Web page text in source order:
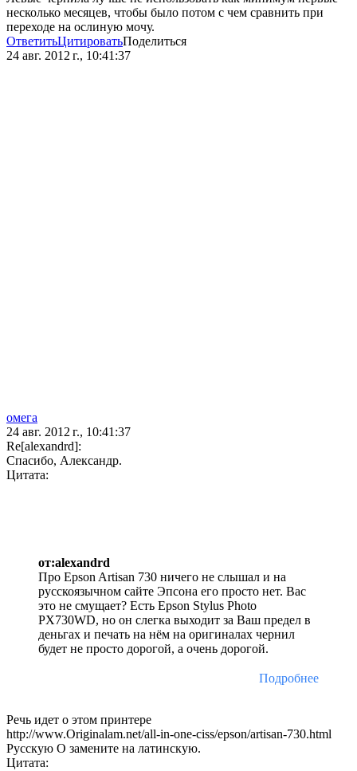
несколько месяцев, чтобы было потом с чем сравнить при
переходе на ослиную мочу.
ОтветитьЦитироватьПоделиться
24 авг. 2012 г., 10:41:37
омега
24 авг. 2012 г., 10:41:37
Re[alexandrd]:
Спасибо, Александр.
Цитата:
от:alexandrd
Про Epson Artisan 730 ничего не слышал и на
русскоязычном сайте Эпсона его просто нет. Вас
это не смущает? Есть Epson Stylus Photo
PX730WD, но он слегка выходит за Ваш предел в
деньгах и печать на нём на оригиналах чернил
будет не просто дорогой, а очень дорогой.
Подробнее
Речь идет о этом принтере
http://www.Оriginalam.net/all-in-one-ciss/epson/artisan-730.html
Русскую О замените на латинскую.
Цитата: